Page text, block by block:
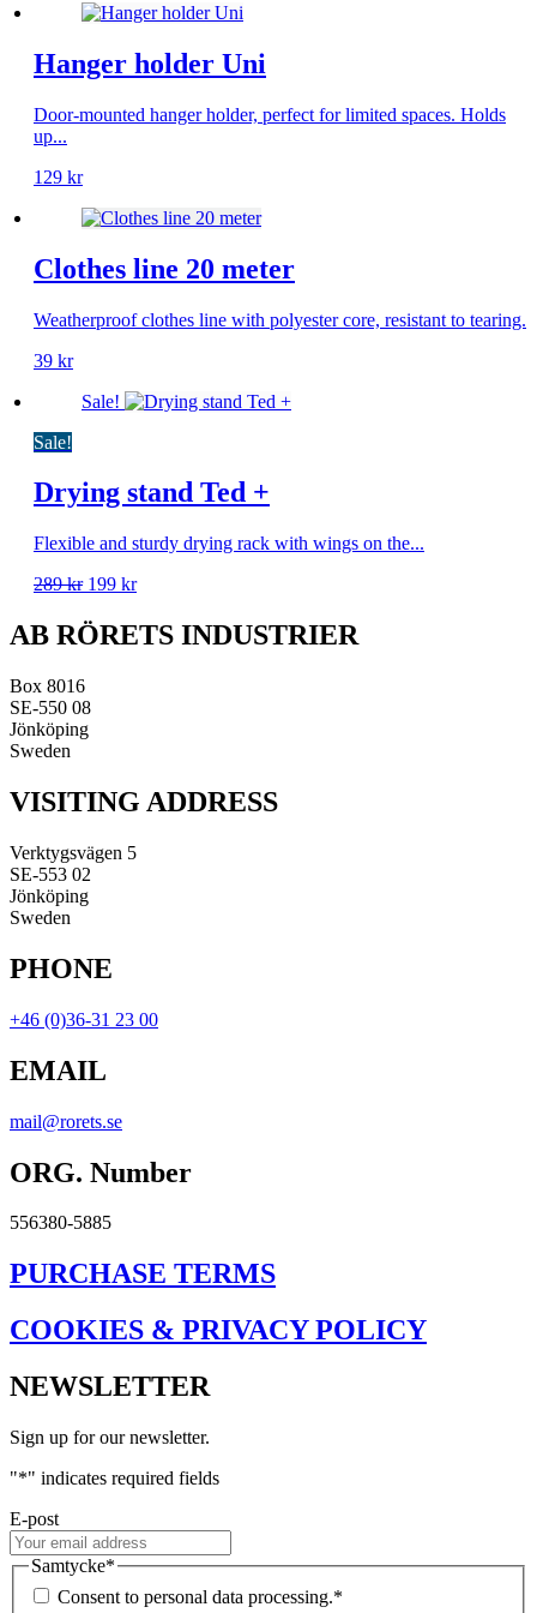
Hanger holder Uni
Door-mounted hanger holder, perfect for limited spaces. Holds
up...
129 kr
Clothes line 20 meter
Weatherproof clothes line with polyester core, resistant to tearing.
39 kr
Sale!
Sale!
Drying stand Ted +
Flexible and sturdy drying rack with wings on the...
289kr Original
was:
289 kr.
199 krCurrent
is:
199 kr.
AB RÖRETS INDUSTRIER
Box 8016
SE-550 08
Jönköping
Sweden
VISITING ADDRESS
Verktygsvägen 5
SE-553 02
Jönköping
Sweden
PHONE
+46 (0)36-31 23 00
EMAIL
mail@rorets.se
ORG. Number
556380-5885
PURCHASE TERMS
COOKIES & PRIVACY POLICY
NEWSLETTER
Sign up for our newsletter.
"*" indicates required fields
E-post
Samtycke*
Consent to personal data processing.*